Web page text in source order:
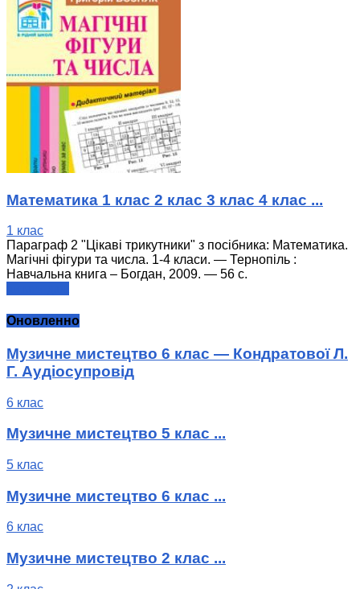
Математика 1 клас 2 клас 3 клас 4 клас ...
1 клас
Параграф 2 "Цікаві трикутники" з посібника: Математика.
Магічні фігури та числа. 1-4 класи. — Тернопіль :
Навчальна книга – Богдан, 2009. — 56 с.
Оновленно
Музичне мистецтво 6 клас — Кондратової Л.
Г. Аудіосупровід
6 клас
Музичне мистецтво 5 клас ...
5 клас
Музичне мистецтво 6 клас ...
6 клас
Музичне мистецтво 2 клас ...